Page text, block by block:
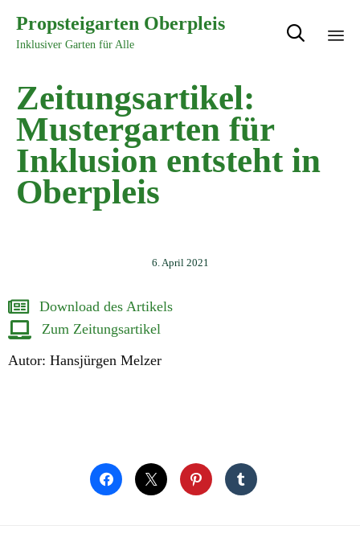
Propsteigarten Oberpleis
Inklusiver Garten für Alle

Zeitungsartikel:
Mustergarten für
Inklusion entsteht in
Oberpleis
6. April 2021
Download des Artikels
Zum Zeitungsartikel
Autor: Hansjürgen Melzer